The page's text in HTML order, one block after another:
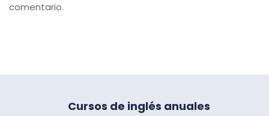
comentario.
Cursos de inglés anuales